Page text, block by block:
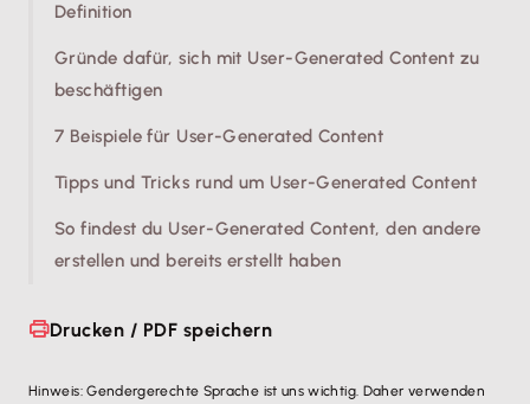
Definition
Gründe dafür, sich mit User-Generated Content zu
beschäftigen
7 Beispiele für User-Generated Content
Tipps und Tricks rund um User-Generated Content
So findest du User-Generated Content, den andere
erstellen und bereits erstellt haben
Drucken / PDF speichern
Hinweis: Gendergerechte Sprache ist uns wichtig. Daher verwenden